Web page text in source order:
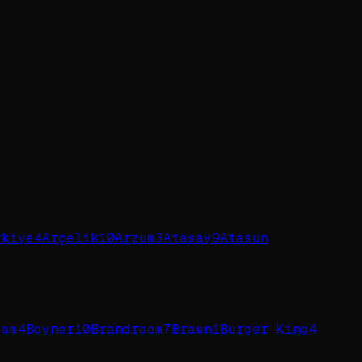
4Arçelik10Arzum3Atasay9Atasun
4Boyner10Brandroom7Braun1Burger King4